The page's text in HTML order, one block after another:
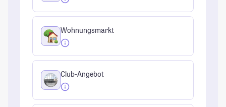
Wohnungsmarkt
Club-Angebot